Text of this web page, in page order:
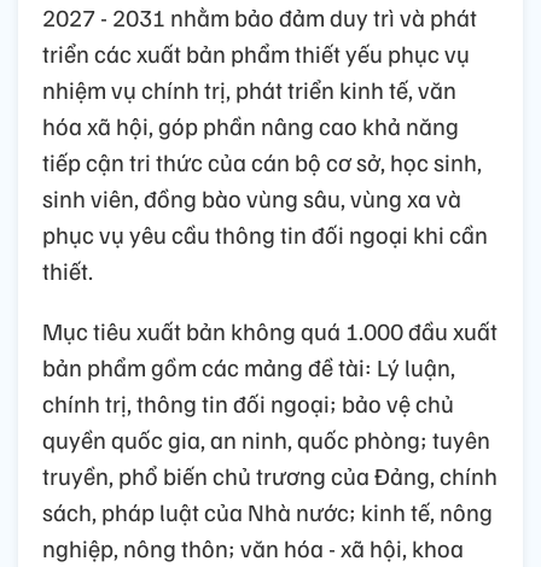
2027 - 2031 nhằm bảo đảm duy trì và phát
triển các xuất bản phẩm thiết yếu phục vụ
nhiệm vụ chính trị, phát triển kinh tế, văn
hóa xã hội, góp phần nâng cao khả năng
tiếp cận tri thức của cán bộ cơ sở, học sinh,
sinh viên, đồng bào vùng sâu, vùng xa và
phục vụ yêu cầu thông tin đối ngoại khi cần
thiết.
Mục tiêu xuất bản không quá 1.000 đầu xuất
bản phẩm gồm các mảng đề tài: Lý luận,
chính trị, thông tin đối ngoại; bảo vệ chủ
quyền quốc gia, an ninh, quốc phòng; tuyên
truyền, phổ biến chủ trương của Đảng, chính
sách, pháp luật của Nhà nước; kinh tế, nông
nghiệp, nông thôn; văn hóa - xã hội, khoa